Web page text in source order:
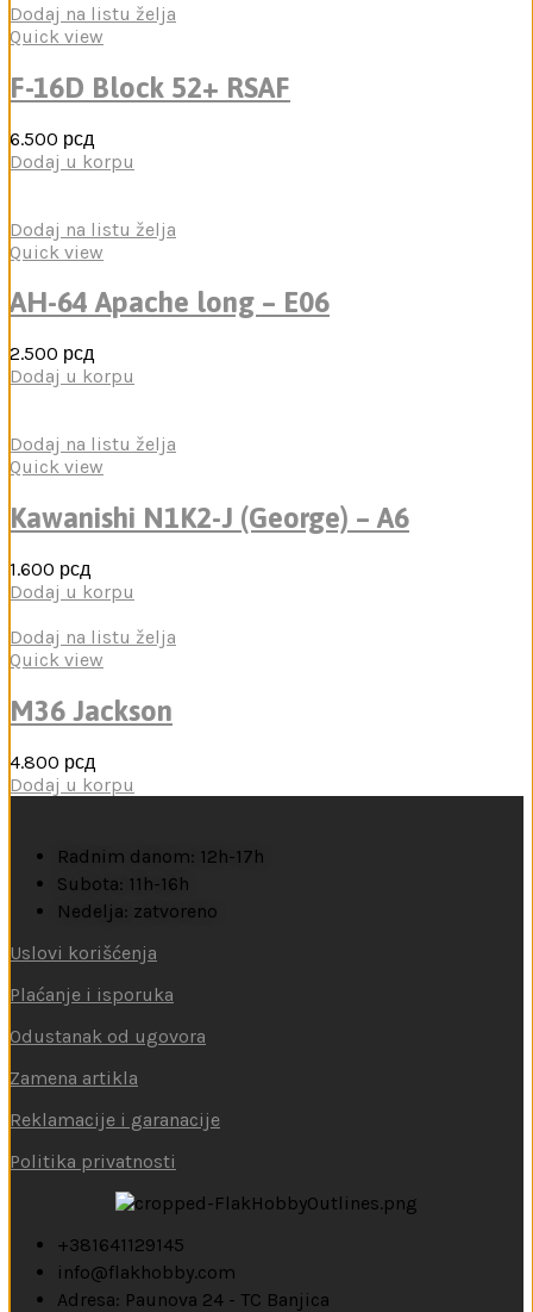
Dodaj na listu želja
Quick view
F-16D Block 52+ RSAF
6.500 рсд
Dodaj u korpu
Dodaj na listu želja
Quick view
AH-64 Apache long – E06
2.500 рсд
Dodaj u korpu
Dodaj na listu želja
Quick view
Kawanishi N1K2-J (George) – A6
1.600 рсд
Dodaj u korpu
Dodaj na listu želja
Quick view
M36 Jackson
4.800 рсд
Dodaj u korpu
Radnim danom: 12h-17h
Subota: 11h-16h
Nedelja: zatvoreno
Uslovi korišćenja
Plaćanje i isporuka
Odustanak od ugovora
Zamena artikla
Reklamacije i garanacije
Politika privatnosti
+381641129145
info@flakhobby.com
Adresa: Paunova 24 - TC Banjica